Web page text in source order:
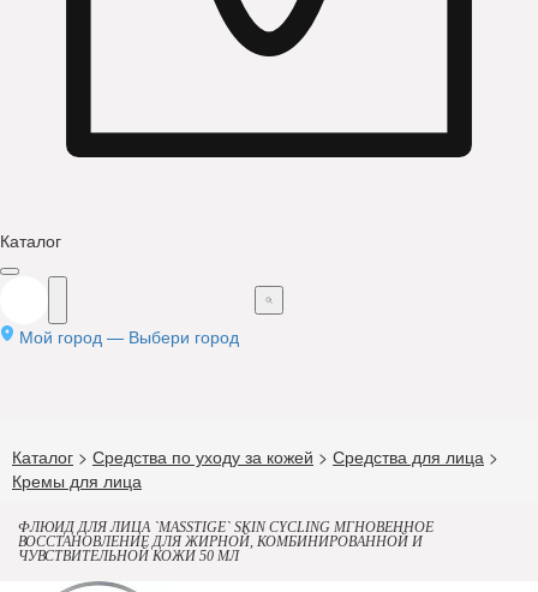
Каталог
Мой город — Выбери город
Каталог > Средства по уходу за кожей > Средства для лица >
Кремы для лица
ФЛЮИД ДЛЯ ЛИЦА `MASSTIGE` SKIN CYCLING МГНОВЕННОЕ
ВОССТАНОВЛЕНИЕ ДЛЯ ЖИРНОЙ, КОМБИНИРОВАННОЙ И
ЧУВСТВИТЕЛЬНОЙ КОЖИ 50 МЛ